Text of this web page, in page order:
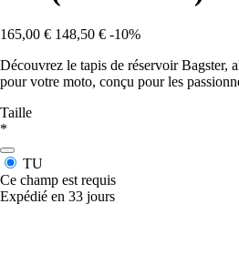
165,00 € 148,50 € -10%
Découvrez le tapis de réservoir Bagster,
pour votre moto, conçu pour les
Taille
*
TU
Ce champ est requis
Expédié en 33 jours